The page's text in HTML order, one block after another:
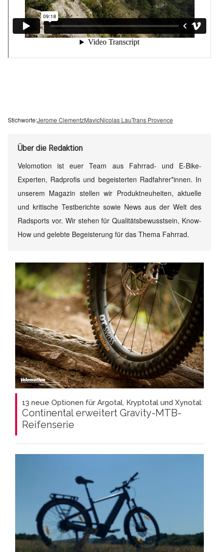
Stichworte:Jerome ClementzMavicNicolas LauTrans Provence
Überdie Redaktion
Velomotion ist euer Team aus Fahrrad- und E-Bike-
Experten, Radprofis und begeisterten Radfahrer*innen. In
unserem Magazin stellen wir Produktneuheiten, aktuelle
und kritische Testberichte sowie News aus der Welt des
Radsports vor. Wir stehen für Qualitätsbewusstsein, Know-
How und gelebte Begeisterung für das Thema Fahrrad.
13 neue Optionen für Argotal, Kryptotal und Xynotal:
Continental erweitert Gravity-MTB-
Reifenserie